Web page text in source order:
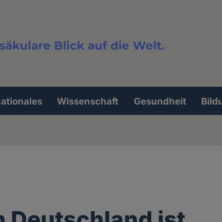
Blick auf die Welt.
Wissenschaft Gesundheit